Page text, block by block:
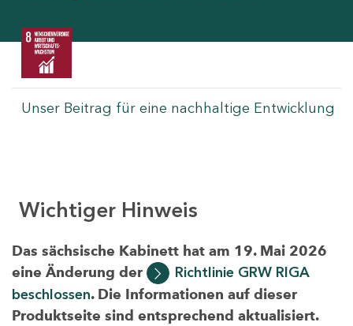
Unser Beitrag für eine nachhaltige Entwicklung
Wichtiger Hinweis
Das sächsische Kabinett hat am 19. Mai 2026
eine Änderung der
Richtlinie GRW RIGA
beschlossen. Die Informationen auf dieser
Produktseite sind entsprechend aktualisiert.